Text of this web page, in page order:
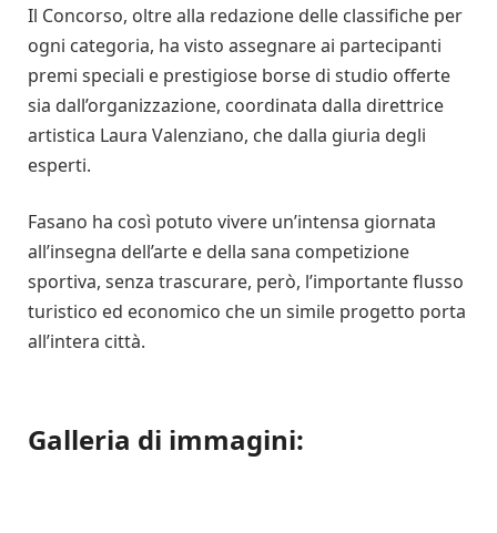
Il Concorso, oltre alla redazione delle classifiche per
ogni categoria, ha visto assegnare ai partecipanti
premi speciali e prestigiose borse di studio offerte
sia dall’organizzazione, coordinata dalla direttrice
artistica Laura Valenziano, che dalla giuria degli
esperti.
Fasano ha così potuto vivere un’intensa giornata
all’insegna dell’arte e della sana competizione
sportiva, senza trascurare, però, l’importante flusso
turistico ed economico che un simile progetto porta
all’intera città.
Galleria di immagini: